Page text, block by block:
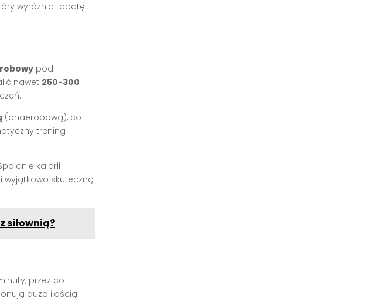
wyróżnia tabatę
pod
nawet 250-300
(anaerobową), co
trening
kalorii
wyjątkowo skuteczną
siłownią?
przez co
dużą ilością